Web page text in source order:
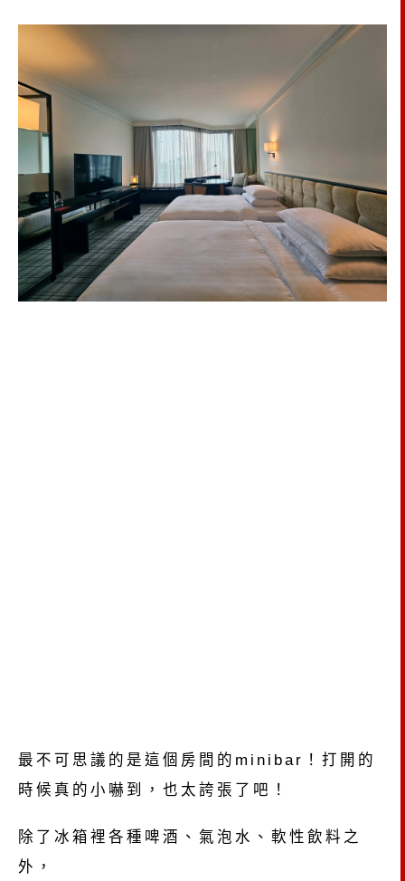
最不可思議的是這個房間的minibar！打開的
時候真的小嚇到，也太誇張了吧！
除了冰箱裡各種啤酒、氣泡水、軟性飲料之
外，